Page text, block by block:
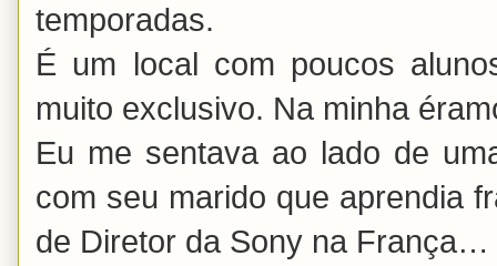
temporadas.
É um local com poucos
muito exclusivo. Na minha
Eu me sentava ao lado de
com seu marido que aprendia
de Diretor da Sony na França…